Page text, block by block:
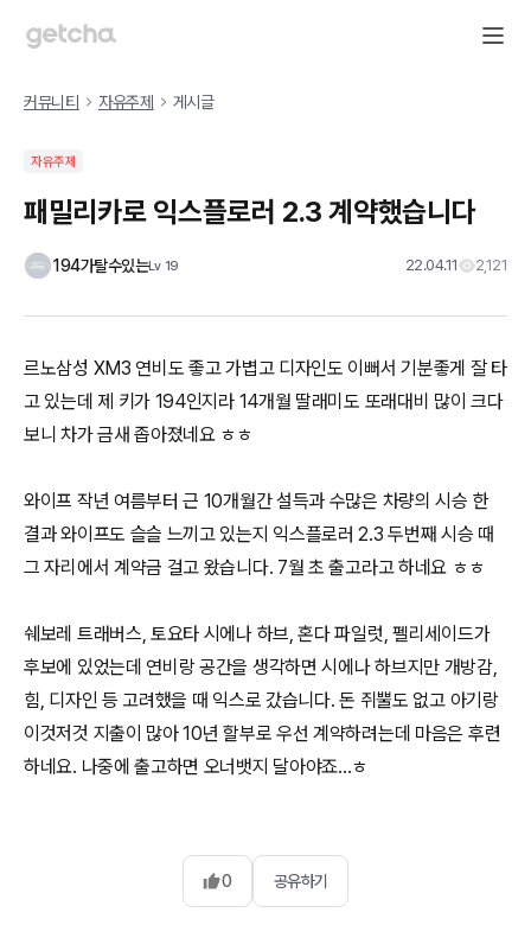
커뮤니티 자유주제 게시글
자유주제
패밀리카로 익스플로러 2.3 계약했습니다
194가탈수있는Lv 19 22.04.11 2,121
르노삼성 XM3 연비도 좋고 가볍고 디자인도 이뻐서 기분좋게 잘 타
고 있는데 제 키가 194인지라 14개월 딸래미도 또래대비 많이 크다
보니 차가 금새 좁아졌네요 ㅎㅎ
와이프 작년 여름부터 근 10개월간 설득과 수많은 차량의 시승 한
결과 와이프도 슬슬 느끼고 있는지 익스플로러 2.3 두번째 시승 때
그 자리에서 계약금 걸고 왔습니다. 7월 초 출고라고 하네요 ㅎㅎ
쉐보레 트래버스, 토요타 시에나 하브, 혼다 파일럿, 펠리세이드가
후보에 있었는데 연비랑 공간을 생각하면 시에나 하브지만 개방감,
힘, 디자인 등 고려했을 때 익스로 갔습니다. 돈 쥐뿔도 없고 아기랑
이것저것 지출이 많아 10년 할부로 우선 계약하려는데 마음은 후련
하네요. 나중에 출고하면 오너뱃지 달아야죠...ㅎ
0 공유하기